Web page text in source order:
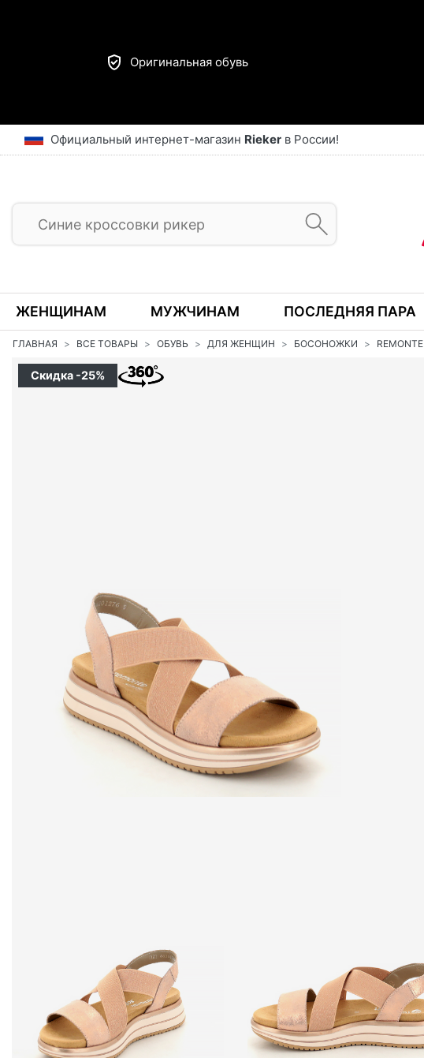
Оригинальная обувь
Официальный интернет-магазин Rieker в России!
ЖЕНЩИНАМ МУЖЧИНАМ ПОСЛЕДНЯЯ ПАРА
ГЛАВНАЯ ВСЕ ТОВАРЫ ОБУВЬ ДЛЯ ЖЕНЩИН БОСОНОЖКИ REMONTE
Скидка -25%